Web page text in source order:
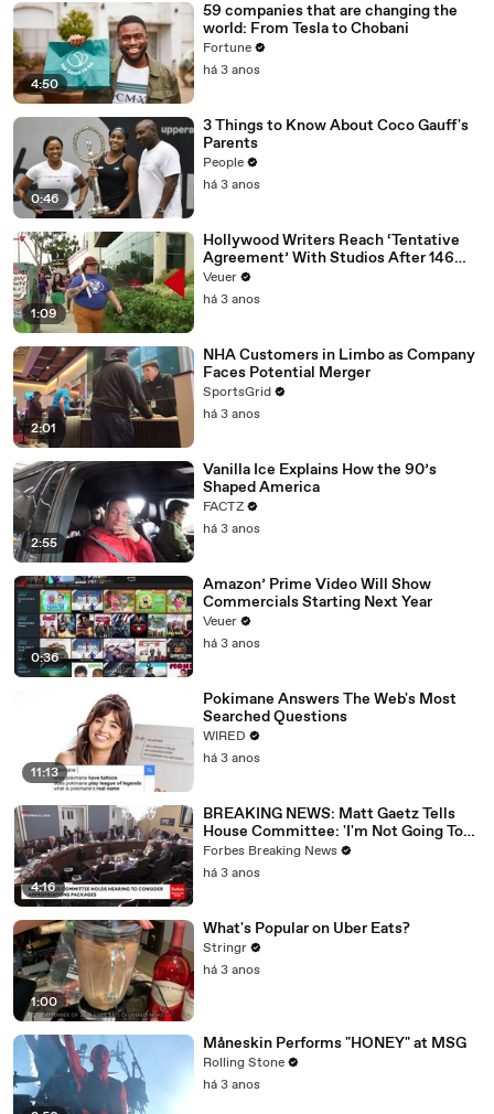
4:50
59 companies that are changing the
world: From Tesla to Chobani
Fortune
há 3 anos
0:46
3 Things to Know About Coco Gauff's
Parents
People
há 3 anos
1:09
Hollywood Writers Reach ‘Tentative
Agreement’ With Studios After 146
Day Strike
Veuer
há 3 anos
2:01
NHA Customers in Limbo as Company
Faces Potential Merger
SportsGrid
há 3 anos
2:55
Vanilla Ice Explains How the 90’s
Shaped America
FACTZ
há 3 anos
0:36
Amazon’ Prime Video Will Show
Commercials Starting Next Year
Veuer
há 3 anos
11:13
Pokimane Answers The Web's Most
Searched Questions
WIRED
há 3 anos
4:16
BREAKING NEWS: Matt Gaetz Tells
House Committee: 'I'm Not Going To
Vote For A Continuing Resolution'
Forbes Breaking News
há 3 anos
1:00
What's Popular on Uber Eats?
Stringr
há 3 anos
Måneskin Performs "HONEY" at MSG
Rolling Stone
há 3 anos